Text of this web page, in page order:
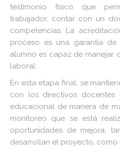
testimonio físico que
trabajador, contar con un
competencias. La
proceso es una garantía
alumno es capaz de manejar,
laboral.
En esta etapa final, se
con los directivos docentes
educacional de manera de
monitoreo que se está
oportunidades de mejora,
desarrollan el proyecto,